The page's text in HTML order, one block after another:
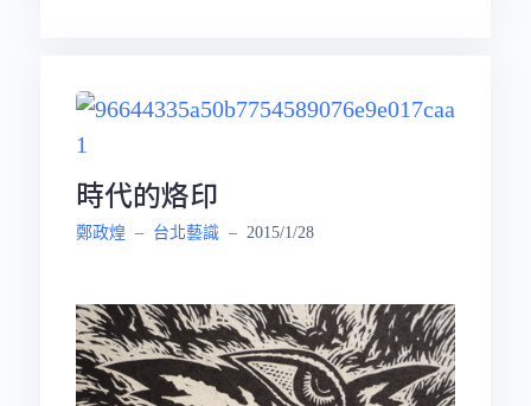
時代的烙印
鄭政煌 – 台北藝識 – 2015/1/28